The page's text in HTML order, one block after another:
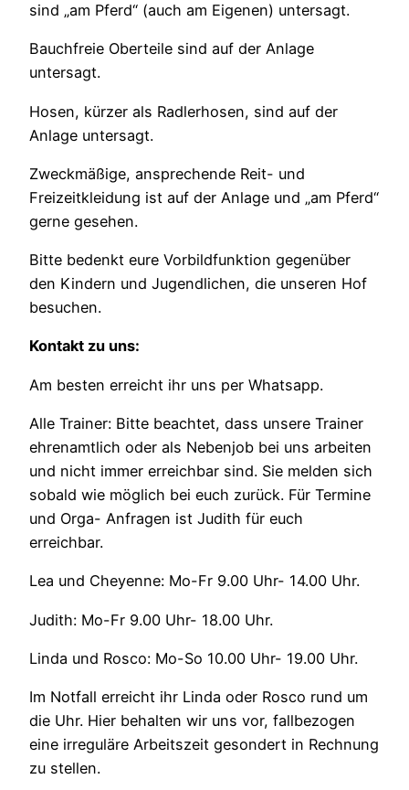
sind „am Pferd“ (auch am Eigenen) untersagt.
Bauchfreie Oberteile sind auf der Anlage
untersagt.
Hosen, kürzer als Radlerhosen, sind auf der
Anlage untersagt.
Zweckmäßige, ansprechende Reit- und
Freizeitkleidung ist auf der Anlage und „am Pferd“
gerne gesehen.
Bitte bedenkt eure Vorbildfunktion gegenüber
den Kindern und Jugendlichen, die unseren Hof
besuchen.
Kontakt zu uns:
Am besten erreicht ihr uns per Whatsapp.
Alle Trainer: Bitte beachtet, dass unsere Trainer
ehrenamtlich oder als Nebenjob bei uns arbeiten
und nicht immer erreichbar sind. Sie melden sich
sobald wie möglich bei euch zurück. Für Termine
und Orga- Anfragen ist Judith für euch
erreichbar.
Lea und Cheyenne: Mo-Fr 9.00 Uhr- 14.00 Uhr.
Judith: Mo-Fr 9.00 Uhr- 18.00 Uhr.
Linda und Rosco: Mo-So 10.00 Uhr- 19.00 Uhr.
Im Notfall erreicht ihr Linda oder Rosco rund um
die Uhr. Hier behalten wir uns vor, fallbezogen
eine irreguläre Arbeitszeit gesondert in Rechnung
zu stellen.